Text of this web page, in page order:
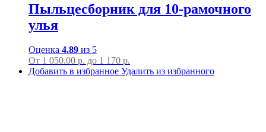
Пыльцесборник для 10-рамочного
улья
Оценка 4.89 из 5
От 1 050.00 р. до 1 170 р.
Добавить в избранное Удалить из избранного